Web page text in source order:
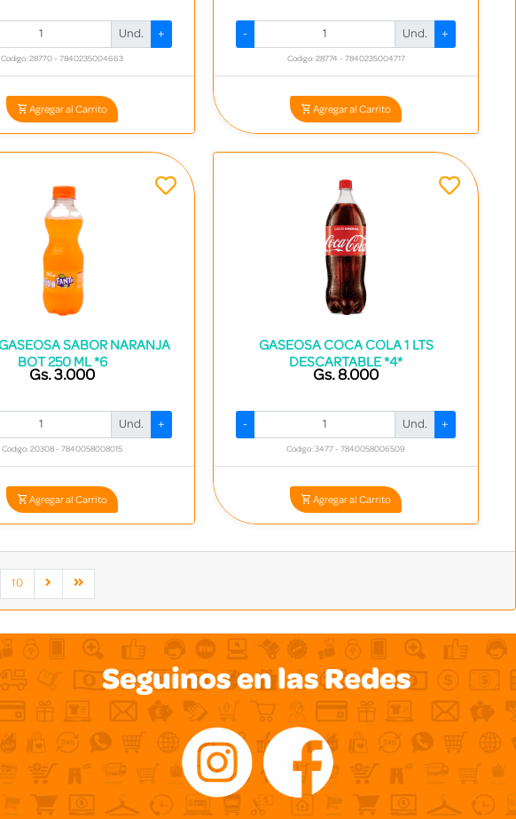
Und. +
Codigo: 28770 - 7840235004663
Agregar al Carrito
- Und. +
Codigo: 28774 - 7840235004717
Agregar al Carrito
SABOR NARANJA
BOT 250 ML *6
Gs. 3.000
Und. +
Codigo: 20308 - 7840058008015
Agregar al Carrito
GASEOSA COCA COLA 1 LTS
DESCARTABLE *4*
Gs. 8.000
- Und. +
Codigo: 3477 - 7840058006509
Agregar al Carrito
10
Seguinos en las Redes